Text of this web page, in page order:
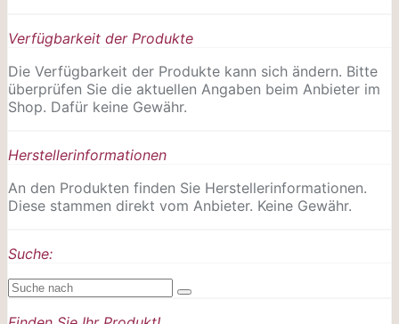
Verfügbarkeit der Produkte
Die Verfügbarkeit der Produkte kann sich ändern. Bitte
überprüfen Sie die aktuellen Angaben beim Anbieter im
Shop. Dafür keine Gewähr.
Herstellerinformationen
An den Produkten finden Sie Herstellerinformationen.
Diese stammen direkt vom Anbieter. Keine Gewähr.
Suche: